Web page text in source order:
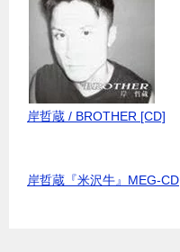
岸哲蔵 / BROTHER [CD]
岸哲蔵『米沢牛』MEG-CD